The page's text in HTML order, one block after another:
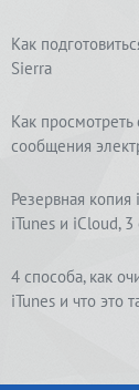
Как
Sierra
Как просмотреть
сообщения
Резервная
iTunes и iCloud,
4 способа, как
iTunes и что это